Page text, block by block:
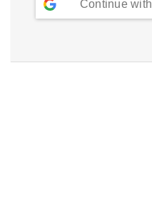
Continue with